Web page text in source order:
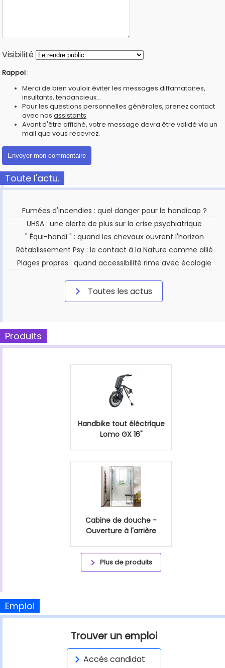
Visibilité
Rappel :
Merci de bien vouloir éviter les messages diffamatoires,
insultants, tendancieux...
Pour les questions personnelles générales, prenez contact
avec nos assistants
Avant d'être affiché, votre message devra être validé via un
mail que vous recevrez.
Toute l'actu.
Fumées d'incendies : quel danger pour le handicap ?
UHSA : une alerte de plus sur la crise psychiatrique
" Équi-handi " : quand les chevaux ouvrent l'horizon
Rétablissement Psy : le contact à la Nature comme allié
Plages propres : quand accessibilité rime avec écologie
Toutes les actus
Produits
Handbike tout éléctrique
Lomo GX 16"
Cabine de douche -
Ouverture à l'arrière
Plus de produits
Emploi
Trouver un emploi
Accès candidat